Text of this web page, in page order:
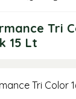
Tri
15 Lt